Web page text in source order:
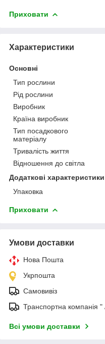
Приховати
Характеристики
Основні
Тип рослини
Рід рослини
Виробник
Країна виробник
Тип посадкового
матеріалу
Тривалість життя
Відношення до світла
Додаткові характеристики
Упаковка
Приховати
Умови доставки
Нова Пошта
Укрпошта
Самовивіз
Транспортна компанія "
Всі умови доставки